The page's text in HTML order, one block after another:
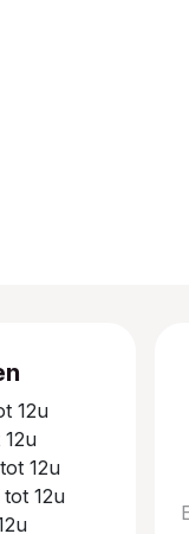
12u
12u
12u